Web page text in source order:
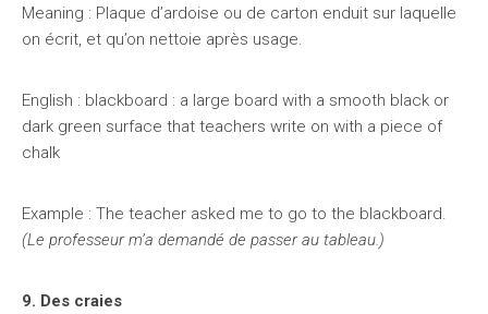
Meaning : Plaque d’ardoise ou de carton enduit sur laquelle
on écrit, et qu’on nettoie après usage.
English : blackboard : a large board with a smooth black or
dark green surface that teachers write on with a piece of
chalk
Example : The teacher asked me to go to the blackboard.
(Le professeur m’a demandé de passer au tableau.)
9. Des craies